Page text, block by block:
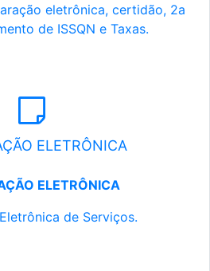
eletrônica, certidão, 2a
de ISSQN e Taxas.
ELETRÔNICA
ELETRÔNICA
de Serviços.